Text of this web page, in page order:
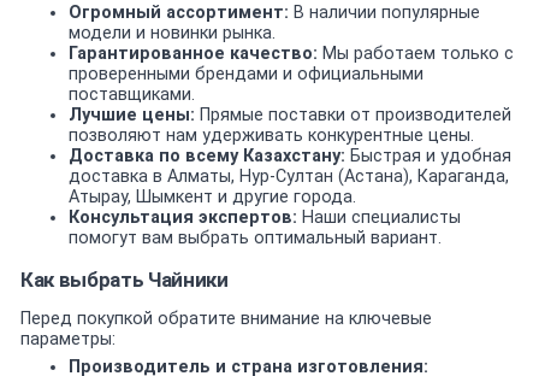
Огромный ассортимент: В наличии популярные
модели и новинки рынка.
Гарантированное качество: Мы работаем только с
проверенными брендами и официальными
поставщиками.
Лучшие цены: Прямые поставки от производителей
позволяют нам удерживать конкурентные цены.
Доставка по всему Казахстану: Быстрая и удобная
доставка в Алматы, Нур-Султан (Астана), Караганда,
Атырау, Шымкент и другие города.
Консультация экспертов: Наши специалисты
помогут вам выбрать оптимальный вариант.
Как выбрать Чайники
Перед покупкой обратите внимание на ключевые
параметры:
Производитель и страна изготовления: